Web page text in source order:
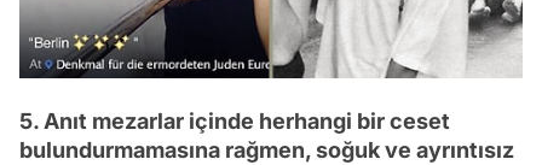
5. Anıt mezarlar içinde herhangi bir ceset
bulundurmamasına rağmen, soğuk ve ayrıntısız